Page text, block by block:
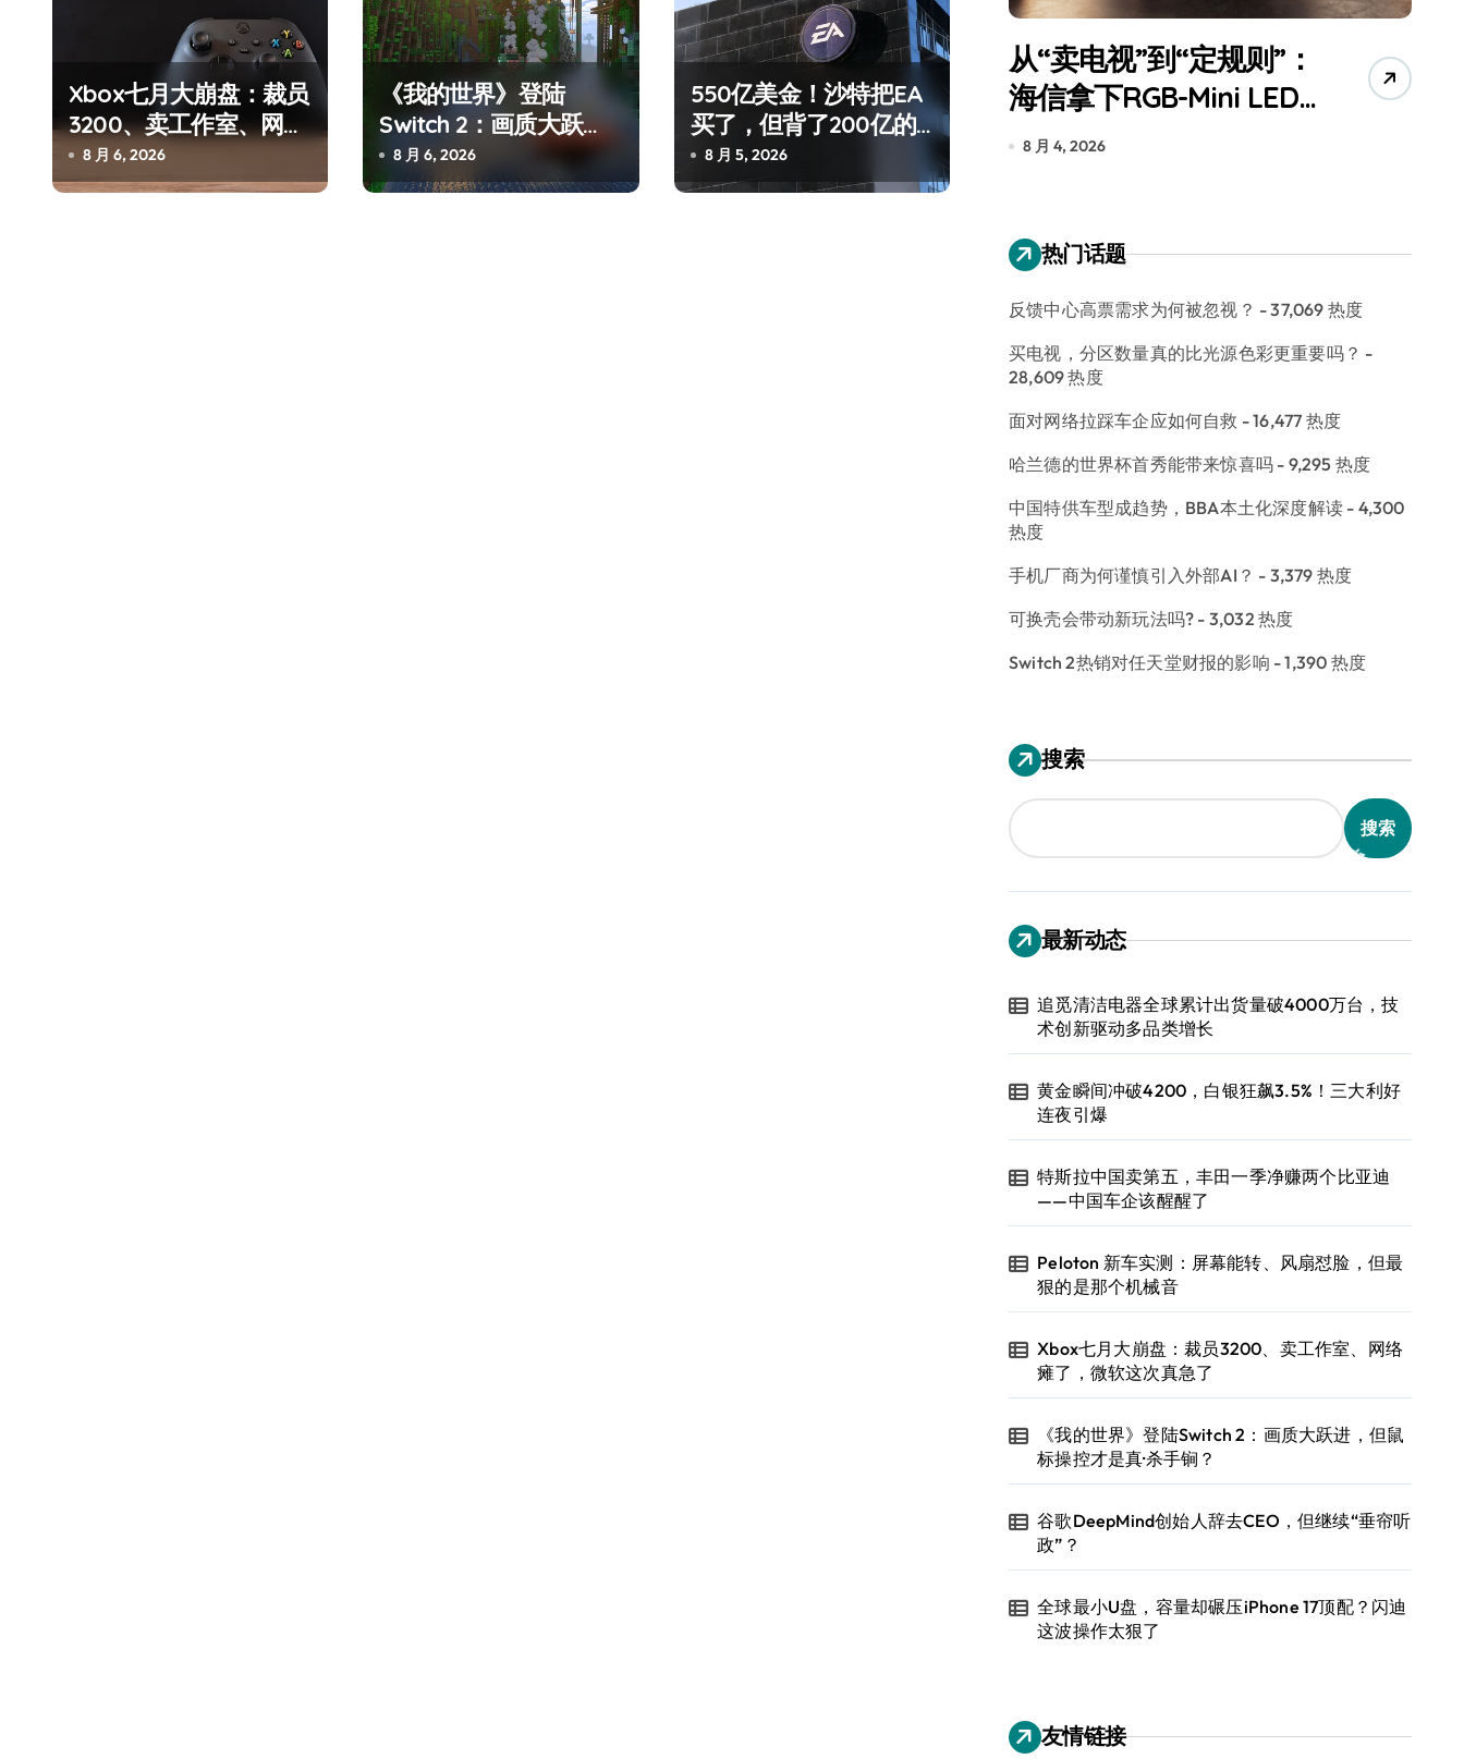
Xbox七月大崩盘：裁员
3200、卖工作室、网络
瘫了，微软这次真急了
8 月 6, 2026
《我的世界》登陆
Switch 2：画质大跃
进，但鼠标操控才是真·
杀手锏？
8 月 6, 2026
550亿美金！沙特把EA
买了，但背了200亿的
债8 月 5, 2026
从电视一哥到声学霸主，
TCL用一套‘完整体系’砸
开了回音壁的顶级牌桌
7 月 27, 2026
追觅清洁电器全球累计出
货量破4000万台，技术
创新驱动多品类增长
8 月 6, 2026
从“卖电视”到“定规则”：
海信拿下RGB-Mini LED
全球话语权
8 月 4, 2026
热门话题
反馈中心高票需求为何被忽视？ - 37,069 热度
买电视，分区数量真的比光源色彩更重要吗？ -
28,609 热度
面对网络拉踩车企应如何自救 - 16,477 热度
哈兰德的世界杯首秀能带来惊喜吗 - 9,295 热度
中国特供车型成趋势，BBA本土化深度解读 - 4,300
热度
手机厂商为何谨慎引入外部AI？ - 3,379 热度
可换壳会带动新玩法吗? - 3,032 热度
Switch 2热销对任天堂财报的影响 - 1,390 热度
搜索
搜索
最新动态
追觅清洁电器全球累计出货量破4000万台，技
术创新驱动多品类增长
黄金瞬间冲破4200，白银狂飙3.5%！三大利好
连夜引爆
特斯拉中国卖第五，丰田一季净赚两个比亚迪
——中国车企该醒醒了
Peloton 新车实测：屏幕能转、风扇怼脸，但最
狠的是那个机械音
Xbox七月大崩盘：裁员3200、卖工作室、网络
瘫了，微软这次真急了
《我的世界》登陆Switch 2：画质大跃进，但鼠
标操控才是真·杀手锏？
谷歌DeepMind创始人辞去CEO，但继续“垂帘听
政”？
全球最小U盘，容量却碾压iPhone 17顶配？闪迪
这波操作太狠了
友情链接